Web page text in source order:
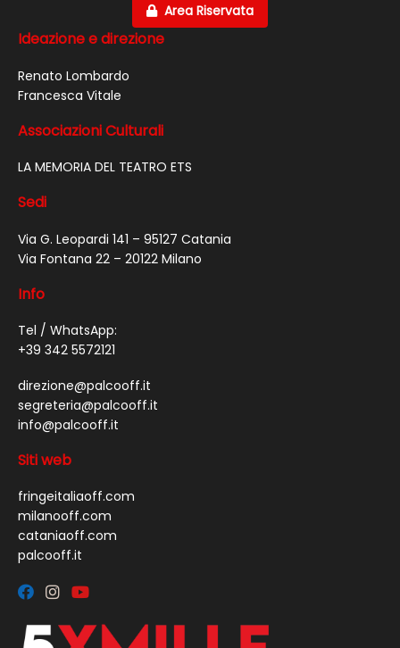
Area Riservata
Ideazione e direzione
Renato Lombardo
Francesca Vitale
Associazioni Culturali
LA MEMORIA DEL TEATRO ETS
Sedi
Via G. Leopardi 141 – 95127 Catania
Via Fontana 22 – 20122 Milano
Info
Tel / WhatsApp:
+39 342 5572121
direzione@palcooff.it
segreteria@palcooff.it
info@palcooff.it
Siti web
fringeitaliaoff.com
milanooff.com
cataniaoff.com
palcooff.it